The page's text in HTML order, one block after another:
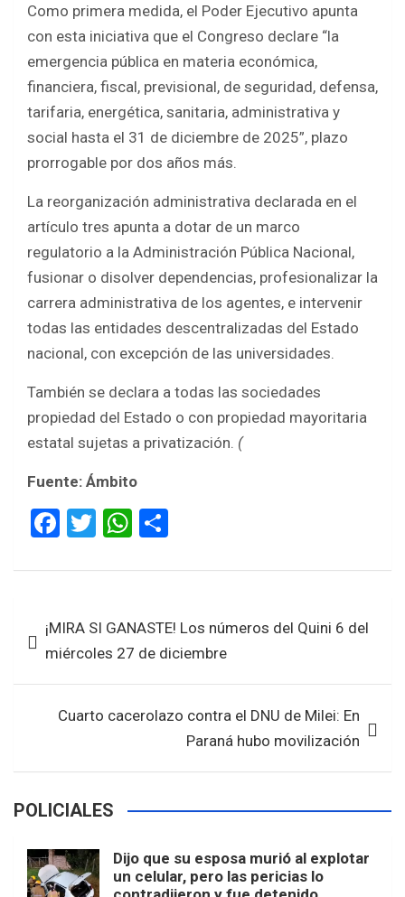
Como primera medida, el Poder Ejecutivo apunta
con esta iniciativa que el Congreso declare “la
emergencia pública en materia económica,
financiera, fiscal, previsional, de seguridad, defensa,
tarifaria, energética, sanitaria, administrativa y
social hasta el 31 de diciembre de 2025”, plazo
prorrogable por dos años más.
La reorganización administrativa declarada en el
artículo tres apunta a dotar de un marco
regulatorio a la Administración Pública Nacional,
fusionar o disolver dependencias, profesionalizar la
carrera administrativa de los agentes, e intervenir
todas las entidades descentralizadas del Estado
nacional, con excepción de las universidades.
También se declara a todas las sociedades
propiedad del Estado o con propiedad mayoritaria
estatal sujetas a privatización. (
Fuente: Ámbito
F
ce
o
o
k
T
tt
W
at
A
p
p
ar
de ¡MIRA SI GANASTE! Los números del Quini 6 del
miércoles 27 de diciembre
Cuarto cacerolazo contra el DNU de Milei: En
Paraná hubo movilización
POLICIALES
Dijo que su esposa murió al explotar
un celular, pero las pericias lo